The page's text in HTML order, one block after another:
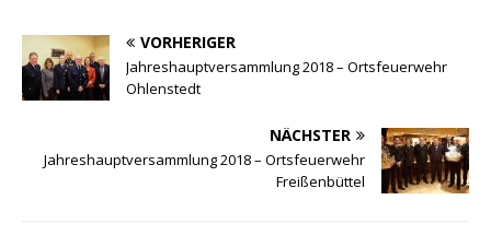
VORHERIGER
Jahreshauptversammlung 2018 – Ortsfeuerwehr
Ohlenstedt
NÄCHSTER
Jahreshauptversammlung 2018 – Ortsfeuerwehr
Freißenbüttel